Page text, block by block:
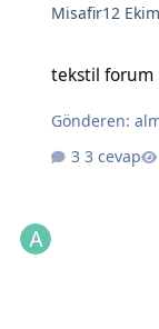
Misafir12
tekstil forum
Gönderen:
3 cevap